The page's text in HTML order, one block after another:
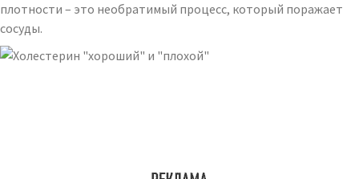
плотности – это необратимый процесс, который поражает
сосуды.